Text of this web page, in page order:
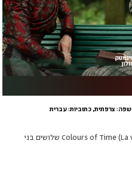
שפה: צרפתית, כתוביות: עברית
Colours of Time (La venue de l’avenir) שלושים בני